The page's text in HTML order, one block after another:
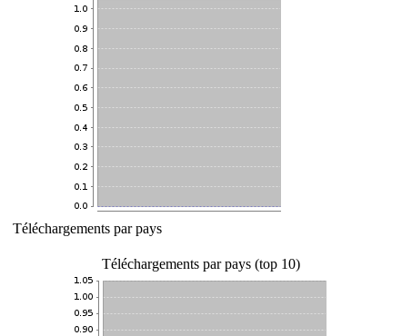
Téléchargements par pays
Téléchargements par pays (top 10)